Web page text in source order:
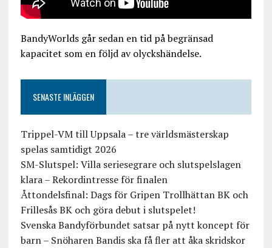
BandyWorlds går sedan en tid på begränsad
kapacitet som en följd av olyckshändelse.
SENASTE INLÄGGEN
Trippel-VM till Uppsala – tre världsmästerskap
spelas samtidigt 2026
SM-Slutspel: Villa seriesegrare och slutspelslagen
klara – Rekordintresse för finalen
Åttondelsfinal: Dags för Gripen Trollhättan BK och
Frillesås BK och göra debut i slutspelet!
Svenska Bandyförbundet satsar på nytt koncept för
barn – Snöharen Bandis ska få fler att åka skridskor